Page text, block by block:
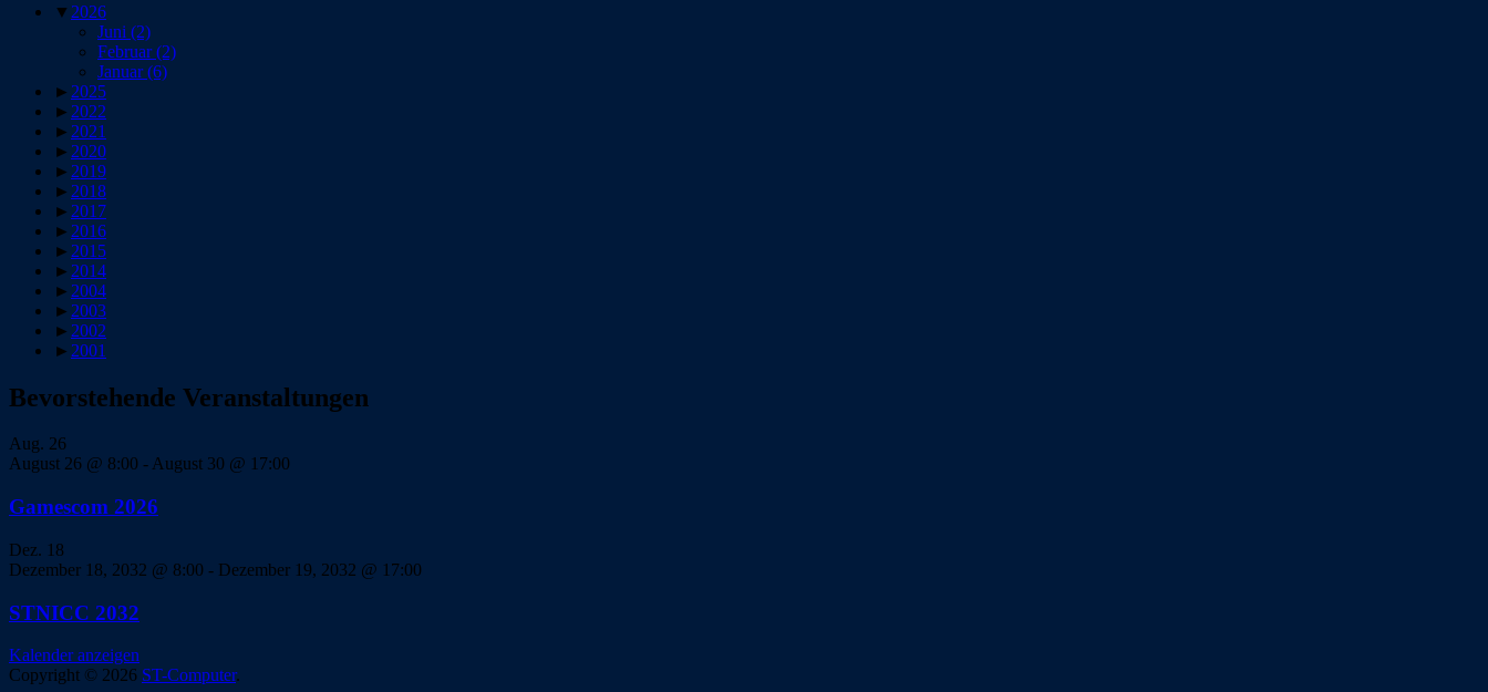
▼ 2026
Juni (2)
Februar(2)
Januar(6)
► 2025
► 2022
► 2021
► 2020
► 2019
► 2018
► 2017
► 2016
► 2015
► 2014
► 2004
► 2003
► 2002
► 2001
Bevorstehende Veranstaltungen
Aug. 26
August 26 @ 8:00 -August 30 @ 17:00
Gamescom 2026
Dez. 18
Dezember 18, 2032 @ 8:00 - Dezember 19, 2032 @ 17:00
STNICC 2032
Kalender anzeigen
Copyright © 2026 ST-Computer.